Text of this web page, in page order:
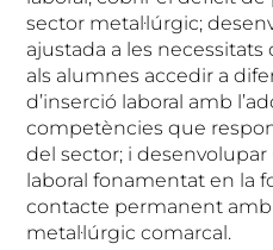
sector metal·lúrgic;
ajustada a les
als alumnes accedir a
d’inserció laboral amb
competències que
del sector; i desenvolupar
laboral fonamentat en la
contacte permanent
metal·lúrgic comarcal.